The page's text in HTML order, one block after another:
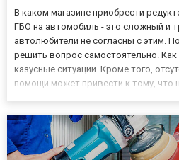
В каком магазине приобрести
ГБО на автомобиль - это сложный и
автолюбители не согласны с этим.
решить вопрос самостоятельно.
казусные ситуации. Кроме того,
помощи может привести к тому, что
мног...